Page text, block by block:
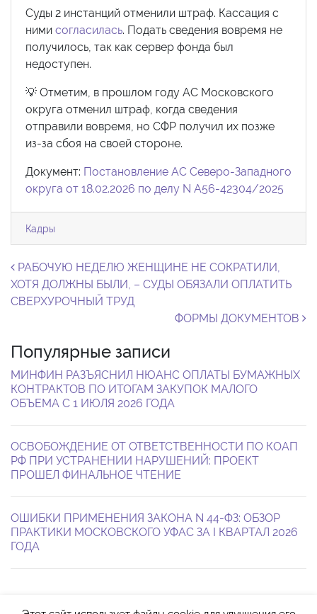
Суды 2 инстанций отменили штраф. Кассация с
ними согласилась. Подать сведения вовремя не
получилось, так как сервер фонда был
недоступен.
💡 Отметим, в прошлом году АС Московского
округа отменил штраф, когда сведения
отправили вовремя, но СФР получил их позже
из-за сбоя на своей стороне.
Документ: Постановление АС Северо-Западного
округа от 18.02.2026 по делу N А56-42304/2025
Кадры
Навигация по записям
РАБОЧУЮ НЕДЕЛЮ ЖЕНЩИНЕ НЕ СОКРАТИЛИ,
ХОТЯ ДОЛЖНЫ БЫЛИ, – СУДЫ ОБЯЗАЛИ ОПЛАТИТЬ
СВЕРХУРОЧНЫЙ ТРУД
ФОРМЫ ДОКУМЕНТОВ
Популярные записи
МИНФИН РАЗЪЯСНИЛ НЮАНС ОПЛАТЫ БУМАЖНЫХ
КОНТРАКТОВ ПО ИТОГАМ ЗАКУПОК МАЛОГО
ОБЪЕМА С 1 ИЮЛЯ 2026 ГОДА
ОСВОБОЖДЕНИЕ ОТ ОТВЕТСТВЕННОСТИ ПО КОАП
РФ ПРИ УСТРАНЕНИИ НАРУШЕНИЙ: ПРОЕКТ
ПРОШЕЛ ФИНАЛЬНОЕ ЧТЕНИЕ
ОШИБКИ ПРИМЕНЕНИЯ ЗАКОНА N 44-ФЗ: ОБЗОР
ПРАКТИКИ МОСКОВСКОГО УФАС ЗА I КВАРТАЛ 2026
ГОДА